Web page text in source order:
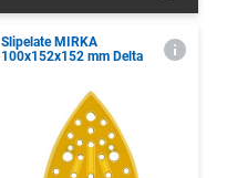
Slipelate MIRKA
100x152x152 mm Delta